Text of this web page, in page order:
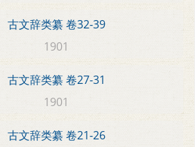
古文辞类纂 卷32-39
1901
古文辞类纂 卷27-31
1901
古文辞类纂 卷21-26